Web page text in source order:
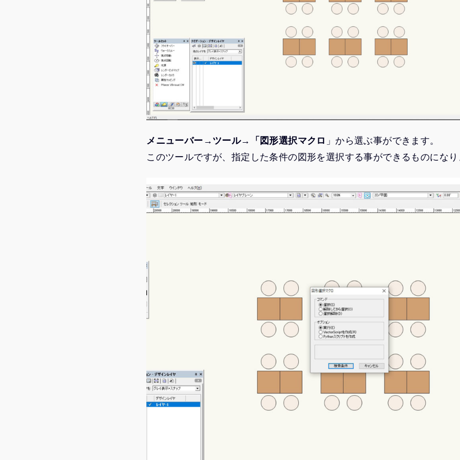
メニューバー→ツール→「図形選択マクロ 」から選ぶ事ができます。
このツールですが、指定した条件の図形を選択する事ができるものにな